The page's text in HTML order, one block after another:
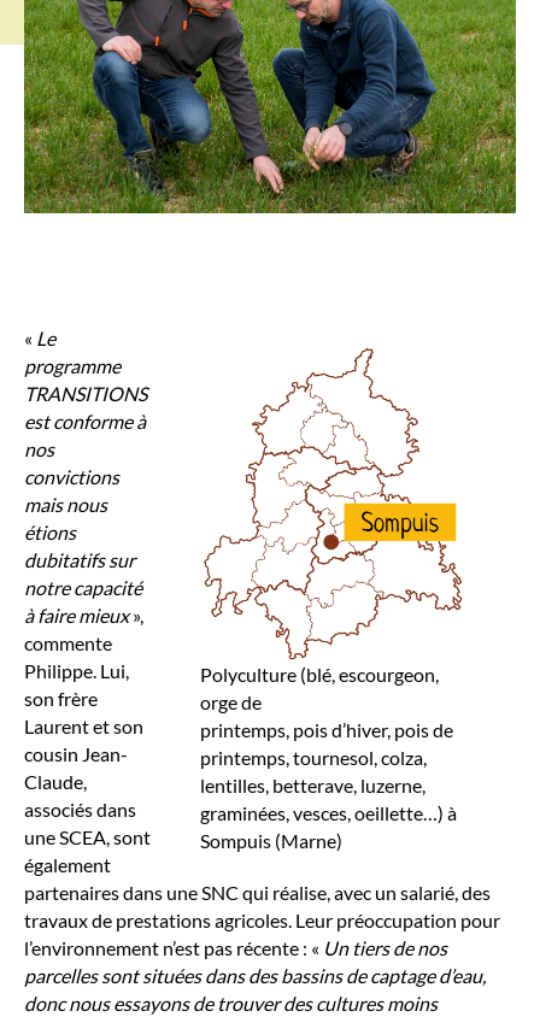
Polyculture (blé, escourgeon,
orge de
printemps, pois d’hiver, pois de
printemps, tournesol, colza,
lentilles, betterave, luzerne,
graminées, vesces, oeillette…) à
Sompuis (Marne)
« Le
programme
TRANSITIONS
est conforme à
nos
convictions
mais nous
étions
dubitatifs sur
notre capacité
à faire mieux»,
commente
Philippe. Lui,
son frère
Laurent et son
cousin Jean-
Claude,
associés dans
une SCEA, sont
également
partenaires dans une SNC qui réalise, avec un salarié, des
travaux de prestations agricoles. Leur préoccupation pour
l’environnement n’est pas récente : « Un tiers de nos
parcelles sont situées dans des bassins de captage d’eau,
donc nous essayons de trouver des cultures moins